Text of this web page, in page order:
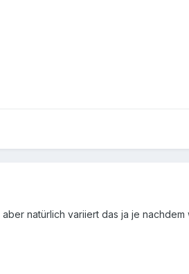
natürlich variiert das ja je